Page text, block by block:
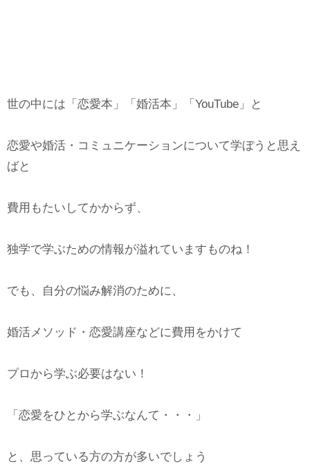
世の中には「恋愛本」「婚活本」「YouTube」と
恋愛や婚活・コミュニケーションについて学ぼうと思え
ばと
費用もたいしてかからず、
独学で学ぶための情報が溢れていますものね！
でも、自分の悩み解消のために、
婚活メソッド・恋愛講座などに費用をかけて
プロから学ぶ必要はない！
「恋愛をひとから学ぶなんて・・・」
と、思っている方の方が多いでしょう